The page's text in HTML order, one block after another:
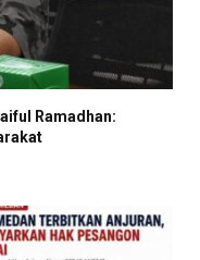
Ramadhan: